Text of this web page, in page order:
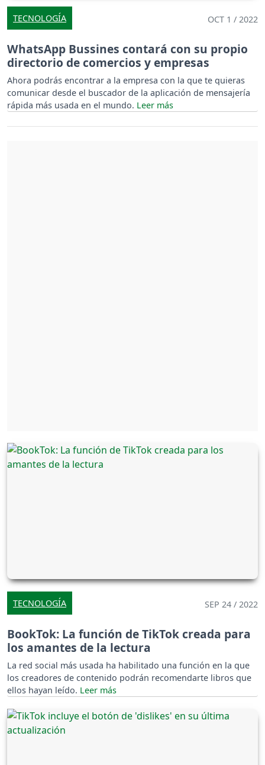
TECNOLOGÍA OCT 1 / 2022
WhatsApp Bussines contará con su propio
directorio de comercios y empresas
Ahora podrás encontrar a la empresa con la que te quieras
comunicar desde el buscador de la aplicación de mensajería
rápida más usada en el mundo.
TECNOLOGÍA SEP 24 / 2022
BookTok: La función de TikTok creada para
los amantes de la lectura
La red social más usada ha habilitado una función en la que
los creadores de contenido podrán recomendarte libros que
ellos hayan leído.